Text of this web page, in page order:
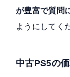
が豊富で質問
ようにしてく
中古PS5の